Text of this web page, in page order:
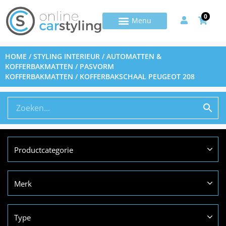
0
HOME /STYLING INTERIEUR /AUTOMATTEN &
KOFFERBAKMATTEN / PASVORM
KOFFERBAKMATTEN / KOFFERBAKSCHAAL PEUGEOT 208
Productcategorie
Merk
Type